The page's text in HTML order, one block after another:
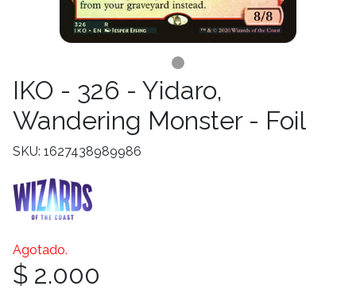
IKO - 326 - Yidaro,
Wandering Monster - Foil
SKU: 1627438989986
Agotado.
$ 2.000